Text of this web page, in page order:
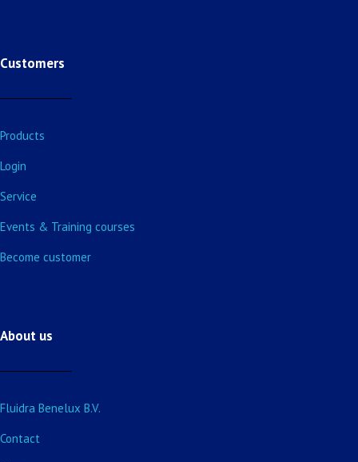
Customers
Products
Login
Service
Events & Training courses
Become customer
About us
Fluidra Benelux B.V.
Contact